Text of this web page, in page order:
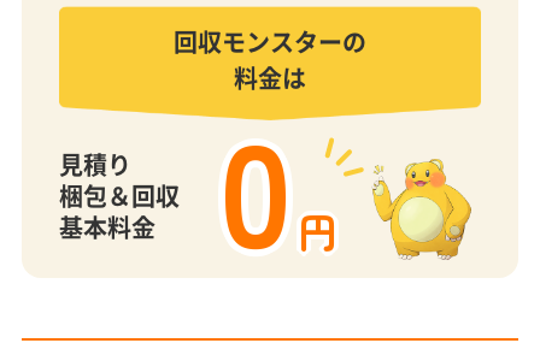
回収モンスターの
料金は
見積り
梱包＆回収
基本料金
0円